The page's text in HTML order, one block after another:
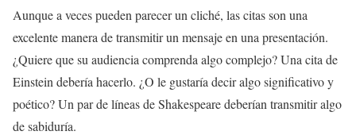
Aunque a veces pueden parecer un cliché, las citas son una
excelente manera de transmitir un mensaje en una presentación.
¿Quiere que su audiencia comprenda algo complejo? Una cita de
Einstein debería hacerlo. ¿O le gustaría decir algo significativo y
poético? Un par de líneas de Shakespeare deberían transmitir algo
de sabiduría.